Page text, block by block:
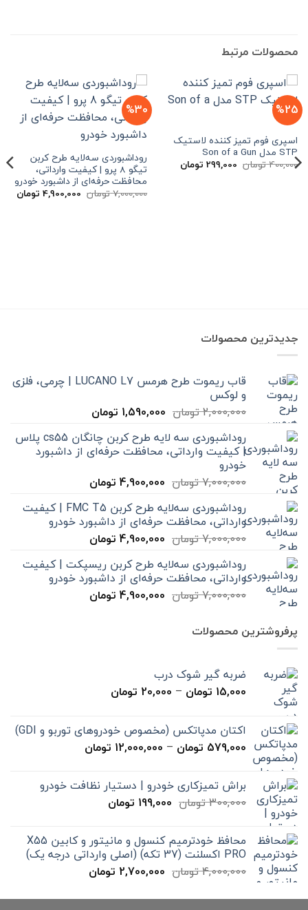
محصولات مرتبط
%25
اسپری فوم تمیز کننده لاستیک
STP مدل Son of a Gun
400,000تومان قیمت
اصلی
299,000 تومانقیمت
فعلی
299,000 تومان
%30
روداشبوردی سه‌لایه طرح کربن
تیگو 8 پرو | کیفیت وارداتی،
محافظت حرفه‌ای از داشبورد خودرو
7,000,000تومان قیمت
اصلی
4,900,000 تومان
جدیدترین محصولات
قاب ریموت طرح هرمس LUCANO L7 | چرمی، فلزی
و لوکس
2,000,000تومان قیمت
2,000,000 تومان
بود.
1,590,000 تومانقیمت
1,590,000 تومان
است.
روداشبوردی سه‌ لایه طرح کربن چانگان cs55 پلاس
| کیفیت وارداتی، محافظت حرفه‌ای از داشبورد
خودرو
7,000,000تومان قیمت
7,000,000 تومان
بود.
4,900,000 تومانقیمت
4,900,000 تومان
است.
روداشبوردی سه‌لایه طرح کربن FMC T5 | کیفیت
وارداتی، محافظت حرفه‌ای از داشبورد خودرو
7,000,000تومان قیمت
7,000,000 تومان
بود.
4,900,000 تومانقیمت
4,900,000 تومان
است.
روداشبوردی سه‌لایه طرح کربن ریسپکت | کیفیت
وارداتی، محافظت حرفه‌ای از داشبورد خودرو
7,000,000تومان قیمت
4,900,000 تومانقیمت
پرفروشترین محصولات
ضربه گیر شوک درب
15,000 تومان –
20,000 تومان
تا
20,000 تومان
اکتان مدپاتکس (مخصوص خودروهای توربو و GDI)
579,000 تومان –
12,000,000 تومان
تا
براش تمیزکاری خودرو | دستیار نظافت خودرو
300,000تومان قیمت
بود.
199,000 تومانقیمت
199,000 تومان
است. محافظ خودترمیم کنسول و مانیتور و کابین X55
PRO اکسلنت (37 تکه) (اصلی وارداتی درجه یک)
4,000,000تومان قیمت
4,000,000 تومان
2,700,000 تومانقیمت
2,700,000 تومان